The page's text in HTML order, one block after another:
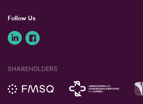
Follow Us
SHAREHOLDERS